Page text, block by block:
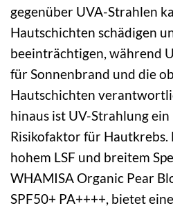
gegenüber UVA-Strahlen
Hautschichten schädigen
beeinträchtigen, während
für Sonnenbrand und die
Hautschichten
hinaus ist UV-Strahlung
Risikofaktor für Hautkrebs.
hohem LSF und breitem
WHAMISA Organic Pear
SPF50+ PA++++, bietet